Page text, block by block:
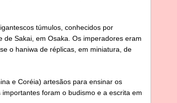
túmulos, conhecidos por
Sakai, em Osaka. Os imperadores eram
o haniwa de réplicas, em miniatura, de
e Coréia) artesãos para ensinar os
foram o budismo e a escrita em